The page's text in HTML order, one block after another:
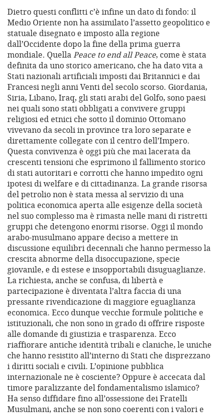
Dietro questi conflitti c’è infine un dato di fondo: il
Medio Oriente non ha assimilato l’assetto geopolitico e
statuale disegnato e imposto alla regione
dall’Occidente dopo la fine della prima guerra
mondiale. QuellaPeace to end all Peace, come è stata
definita da uno storico americano, che ha dato vita a
Stati nazionali artificiali imposti dai Britannici e dai
Francesi negli anni Venti del secolo scorso. Giordania,
Siria, Libano, Iraq, gli stati arabi del Golfo, sono paesi
nei quali sono stati obbligati a convivere gruppi
religiosi ed etnici che sotto il dominio Ottomano
vivevano da secoli in province tra loro separate e
direttamente collegate con il centro dell’Impero.
Questa convivenza è oggi più che mai lacerata da
crescenti tensioni che esprimono il fallimento storico
di stati autoritari e corrotti che hanno impedito ogni
ipotesi di welfare e di cittadinanza. La grande risorsa
del petrolio non è stata messa al servizio di una
politica economica aperta alle esigenze della società
nel suo complesso ma è rimasta nelle mani di ristretti
gruppi che detengono enormi risorse. Oggi il mondo
arabo-musulmano appare deciso a mettere in
discussione equilibri decennali che hanno permesso la
crescita abnorme della disoccupazione, specie
giovanile, e di estese e insopportabili disuguaglianze.
La richiesta, anche se confusa, di libertà e
partecipazione è diventata l’altra faccia di una
pressante rivendicazione di maggiore eguaglianza
economica. Ecco dunque vecchie formule politiche e
istituzionali, che non sono in grado di offrire risposte
alle domande di giustizia e trasparenza. Ecco
riaffiorare antiche identità tribali e claniche, le uniche
che hanno resistito all’interno di Stati che disprezzano
i diritti sociali e civili. L’opinione pubblica
internazionale ne è cosciente? Oppure è accecata dal
timore paralizzante del fondamentalismo islamico?
Ha senso diffidare fino all’ossessione dei Fratelli
Musulmani, anche se non sono coerenti con i valori e